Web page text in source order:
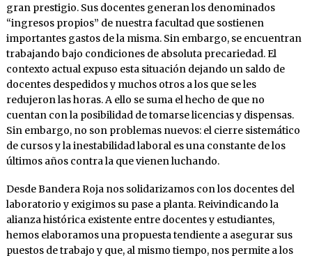
gran prestigio. Sus docentes generan los denominados
“ingresos propios” de nuestra facultad que sostienen
importantes gastos de la misma. Sin embargo, se encuentran
trabajando bajo condiciones de absoluta precariedad. El
contexto actual expuso esta situación dejando un saldo de
docentes despedidos y muchos otros a los que se les
redujeron las horas. A ello se suma el hecho de que no
cuentan con la posibilidad de tomarse licencias y dispensas.
Sin embargo, no son problemas nuevos: el cierre sistemático
de cursos y la inestabilidad laboral es una constante de los
últimos años contra la que vienen luchando.
Desde Bandera Roja nos solidarizamos con los docentes del
laboratorio y exigimos su pase a planta. Reivindicando la
alianza histórica existente entre docentes y estudiantes,
hemos elaboramos una propuesta tendiente a asegurar sus
puestos de trabajo y que, al mismo tiempo, nos permite a los